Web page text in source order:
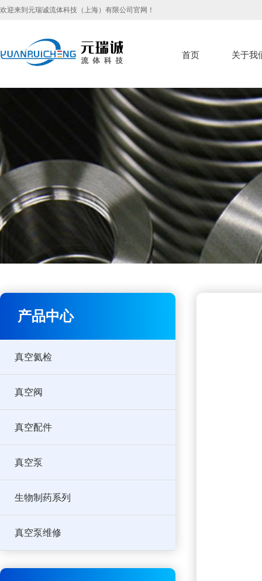
欢迎来到元瑞诚流体科技（上海）有限公司官网！
首页 关于我
产品中心
真空氦检
真空阀
真空配件
真空泵
生物制药系列
真空泵维修